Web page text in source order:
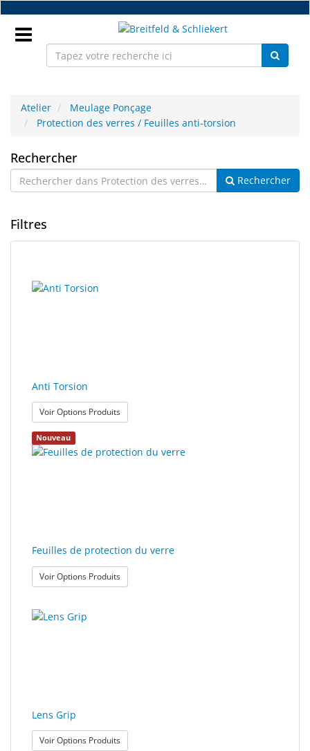
Accéder
au
contenu
Nouveaux
Pièces
détachées
Atelier
Milo
Me
JustMILO
Instruments
d'optique
de
Atelier
Meulage Ponçage
Protection des verres / Feuilles anti-torsion
Protection
des
verres
/
Feuilles
Rechercher
Rechercher
Filtres
résultats
Anti Torsion
Voir Options Produits: Anti Torsion
Nouveau
Feuilles de protection du verre
Voir Options Produits: Feuilles de protection du verre
Lens Grip
Voir Options Produits: Lens Grip